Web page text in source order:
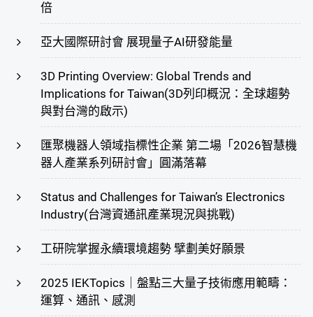
倍
亞大國際研討會 展現量子AI研發能量
3D Printing Overview: Global Trends and
Implications for Taiwan(3D列印概況：全球趨勢
與對台灣的啟示)
匯聚機器人領域指標性企業 第二場「2026智慧機
器人產業系列研討會」圓滿落幕
Status and Challenges for Taiwan’s Electronics
Industry(台灣資通訊產業現況與挑戰)
工研院掌握永續環境趨勢 擘劃美好願景
2025 IEKTopics｜盤點三大量子技術應用範疇：
運算、通訊、感測